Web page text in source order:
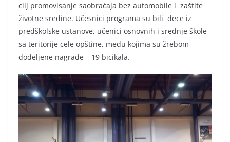
cilj promovisanje saobraćaja bez automobile i zaštite
životne sredine. Učesnici programa su bili dece iz
predškolske ustanove, učenici osnovnih i srednje škole
sa teritorije cele opštine, među kojima su žrebom
dodeljene nagrade – 19 bicikala.